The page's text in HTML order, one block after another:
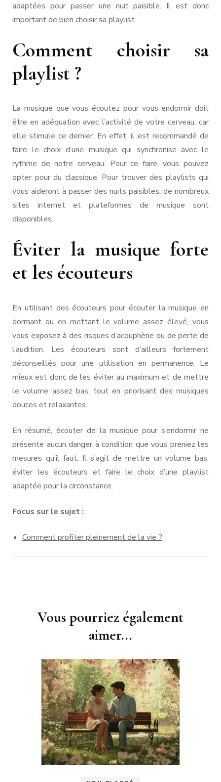
adaptées pour passer une nuit paisible. Il est donc
important de bien choisir sa playlist.
Comment choisir sa
playlist ?
La musique que vous écoutez pour vous endormir doit
être en adéquation avec l’activité de votre cerveau, car
elle stimule ce dernier. En effet, il est recommandé de
faire le choix d’une musique qui synchronise avec le
rythme de notre cerveau. Pour ce faire, vous pouvez
opter pour du classique. Pour trouver des playlists qui
vous aideront à passer des nuits paisibles, de nombreux
sites internet et plateformes de musique sont
disponibles.
Éviter la musique forte
et les écouteurs
En utilisant des écouteurs pour écouter la musique en
dormant ou en mettant le volume assez élevé, vous
vous exposez à des risques d’acouphène ou de perte de
l’audition. Les écouteurs sont d’ailleurs fortement
déconseillés pour une utilisation en permanence. Le
mieux est donc de les éviter au maximum et de mettre
le volume assez bas, tout en priorisant des musiques
douces et relaxantes.
En résumé, écouter de la musique pour s’endormir ne
présente aucun danger à condition que vous preniez les
mesures qu’il faut. Il s’agit de mettre un volume bas,
éviter les écouteurs et faire le choix d’une playlist
adaptée pour la circonstance.
Focus sur le sujet :
Comment profiter pleinement de la vie ?
Vous pourriez également
aimer...